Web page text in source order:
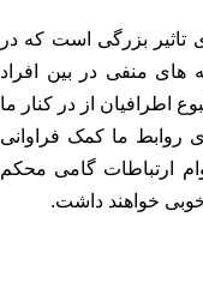
تاثیر بزرگی است که در
های منفی در بین افراد
اطرافیان از در کنار ما
روابط ما کمک فراوانی
ارتباطات گامی محکم
خواهند داشت.